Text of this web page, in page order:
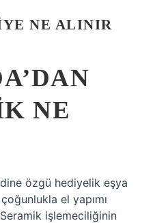
NE ALINIR
NE
özgü hediyelik eşya
el yapımı
işlemeciliğinin